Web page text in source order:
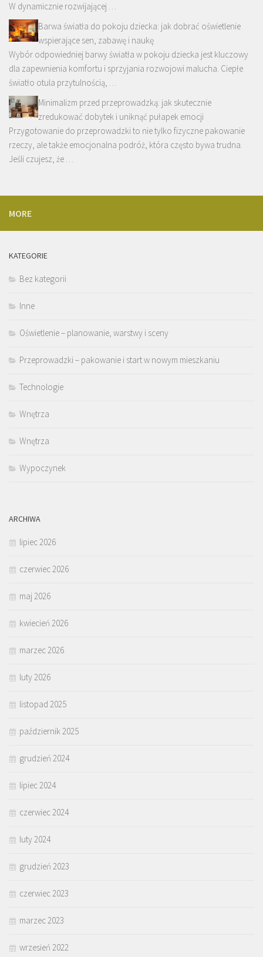
W dynamicznie rozwijającej …
Barwa światła do pokoju dziecka: jak dobrać oświetlenie
wspierające sen, zabawę i naukę
Wybór odpowiedniej barwy światła w pokoju dziecka jest kluczowy
dla zapewnienia komfortu i sprzyjania rozwojowi malucha. Ciepłe
światło otula przytulnością, …
Minimalizm przed przeprowadzką: jak skutecznie
zredukować dobytek i uniknąć pułapek emocji
Przygotowanie do przeprowadzki to nie tylko fizyczne pakowanie
rzeczy, ale także emocjonalna podróż, która często bywa trudna.
Jeśli czujesz, że …
MORE
KATEGORIE
Bez kategorii
Inne
Oświetlenie – planowanie, warstwy i sceny
Przeprowadzki – pakowanie i start w nowym mieszkaniu
Technologie
Wnętrza
Wnętrza
Wypoczynek
ARCHIWA
lipiec 2026
czerwiec 2026
maj 2026
kwiecień 2026
marzec 2026
luty 2026
listopad 2025
październik 2025
grudzień 2024
lipiec 2024
czerwiec 2024
luty 2024
grudzień 2023
czerwiec 2023
marzec 2023
wrzesień 2022